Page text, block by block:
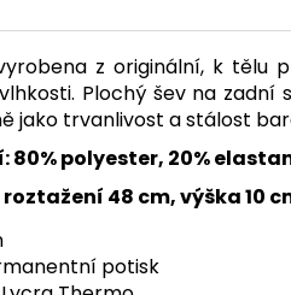
z originální, k tělu
Plochý šev na
jako trvanlivost a stálost
polyester, 20%
48 cm, výška 10
potisk